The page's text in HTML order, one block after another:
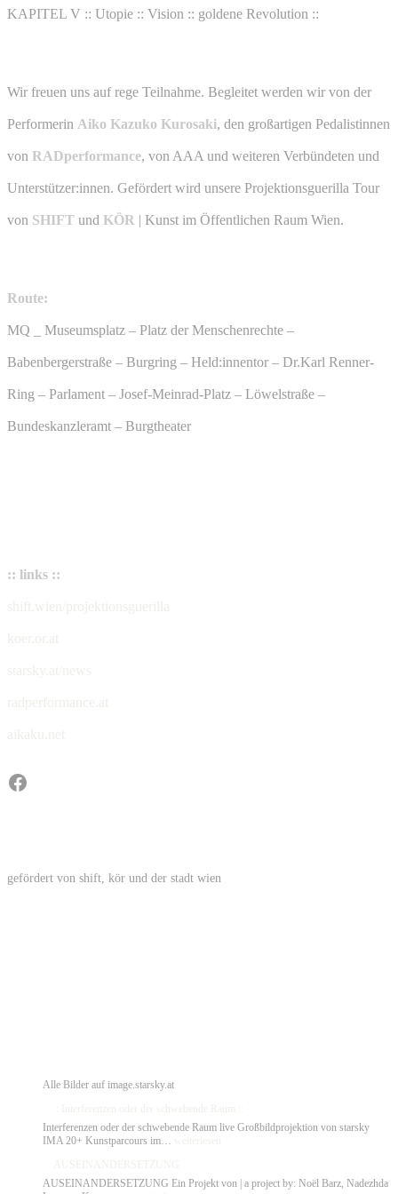
KAPITEL V :: Utopie :: Vision :: goldene Revolution ::
Wir freuen uns auf rege Teilnahme. Begleitet werden wir von der
Performerin Aiko Kazuko Kurosaki, den großartigen Pedalistinnen
von RADperformance, von AAA und weiteren Verbündeten und
Unterstützer:innen. Gefördert wird unsere Projektionsguerilla Tour
von SHIFT und KÖR | Kunst im Öffentlichen Raum Wien.
Route:
MQ _ Museumsplatz – Platz der Menschenrechte –
Babenbergerstraße – Burgring – Held:innentor – Dr.Karl Renner-
Ring – Parlament – Josef-Meinrad-Platz – Löwelstraße –
Bundeskanzleramt – Burgtheater
:: links ::
shift.wien/projektionsguerilla
koer.or.at
starsky.at/news
radperformance.at
aikaku.net
Facebook
gefördert von shift, kör und der stadt wien
Alle Bilder auf image.starsky.at
:: Interferenzen oder der schwebende Raum ::
Interferenzen oder der schwebende Raum live Großbildprojektion von starsky
IMA 20+ Kunstparcours im…
der
AUSEINANDERSETZUNG
AUSEINANDERSETZUNG Ein Projekt von | a project by: Noël Barz, Nadezhda